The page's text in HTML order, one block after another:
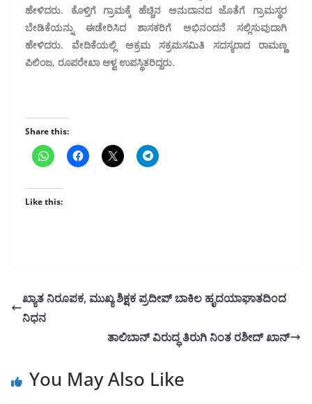
ಹೇಳಿದರು. ಕೊಳ್ತಿಗೆ ಗ್ರಾಮಕ್ಕೆ ಹೆಚ್ಚಿನ‌ ಅನುದಾನದ ಜೊತೆಗೆ ಗ್ರಾಮಸ್ಥರ
ಬೇಡಿಕೆಯನ್ನು ಈಡೇರಿಸಿದ ಶಾಸಕರಿಗೆ ಅಭಿನಂದನೆ ಸಲ್ಲಿಸುವುದಾಗಿ
ಹೇಳಿದರು. ವೇದಿಕೆಯಲ್ಲಿ ಅಕ್ರಮ ಸಕ್ರಮ‌ಸಮಿತಿ ಸದಸ್ಯರಾದ ರಾಮಣ್ಣ
ಪಿಲಿಂಜ, ರೂಪರೇಖಾ ಆಳ್ವ ಉಪಸ್ಥಿತರಿದ್ದರು.
Share this:
Like this:
ಖ್ಯಾತ ನಿರೂಪಕ, ಮುಖ್ಯ ಶಿಕ್ಷಕ ಪ್ರದೀಪ್ ಬಾಕಿಲ ಹೃದಯಾಘಾತದಿಂದ
ನಿಧನ
ತಾಲಿಬಾನ್ ವಿರುದ್ಧ ತಿರುಗಿ ನಿಂತ ರಶೀದ್ ಖಾನ್
You May Also Like